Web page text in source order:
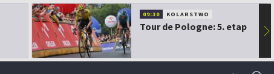
09:30 KOLARSTWO
Tour de Pologne: 5. etap ▶